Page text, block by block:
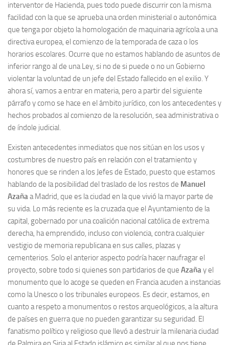
interventor de Hacienda, pues todo puede discurrir con la misma
facilidad con la que se aprueba una orden ministerial o autonómica
que tenga por objeto la homologación de maquinaria agrícola a una
directiva europea, el comienzo de la temporada de caza o los
horarios escolares. Ocurre que no estamos hablando de asuntos de
inferior rango al de una Ley, si no de si puede o no un Gobierno
violentar la voluntad de un jefe del Estado fallecido en el exilio. Y
ahora sí, vamos a entrar en materia, pero a partir del siguiente
párrafo y como se hace en el ámbito jurídico, con los antecedentes y
hechos probados al comienzo de la resolución, sea administrativa o
de índole judicial.
Existen antecedentes inmediatos que nos sitúan en los usos y
costumbres de nuestro país en relación con el tratamiento y
honores que se rinden a los Jefes de Estado, puesto que estamos
hablando de la posibilidad del traslado de los restos de Manuel
Azañaa Madrid, que es la ciudad en la que vivió la mayor parte de
su vida. Lo más reciente es la cruzada que el Ayuntamiento de la
capital, gobernado por una coalición nacional católica de extrema
derecha, ha emprendido, incluso con violencia, contra cualquier
vestigio de memoria republicana en sus calles, plazas y
cementerios. Solo el anterior aspecto podría hacer naufragar el
proyecto, sobre todo si quienes son partidarios de que Azañay el
monumento que lo acoge se queden en Francia acuden a instancias
como la Unesco o los tribunales europeos. Es decir, estamos, en
cuanto a respeto a monumentos o restos arqueológicos, a la altura
de países en guerra que no pueden garantizar su seguridad. El
fanatismo político y religioso que llevó a destruir la milenaria ciudad